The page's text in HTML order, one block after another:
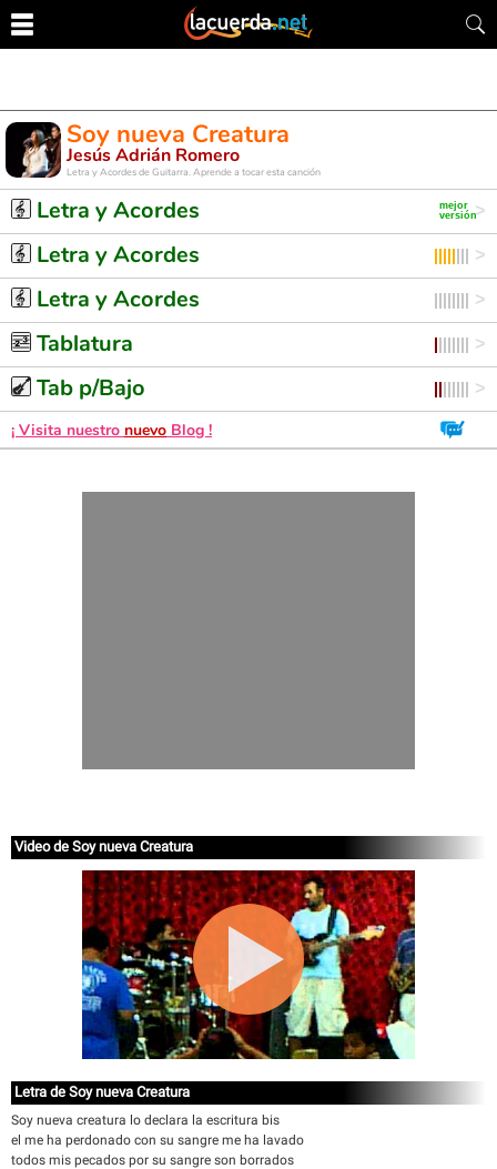
Soy nueva Creatura
Jesús Adrián Romero
Letra y Acordes de Guitarra. Aprende a tocar esta canción
Letra y Acordes
Letra y Acordes
Letra y Acordes
Tablatura
Tab p/Bajo
¡ Visita nuestro nuevo Blog !
Video de Soy nueva Creatura
Letra de Soy nueva Creatura
Soy nueva creatura lo declara la escritura bis
el me ha perdonado con su sangre me ha lavado
todos mis pecados por su sangre son borrados